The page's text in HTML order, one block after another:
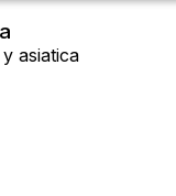
asiatica